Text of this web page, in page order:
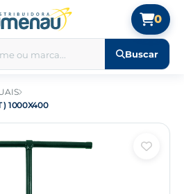
Buscar
0
) 1000X400